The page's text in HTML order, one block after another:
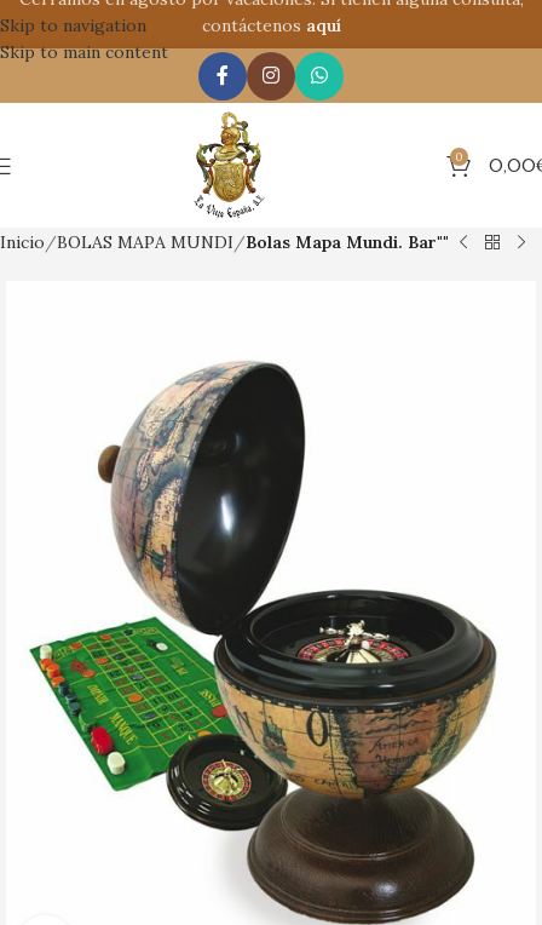
Skip to navigation
Skip to main content
0 0,00
Inicio BOLAS MAPA MUNDI Bolas Mapa Mundi. Bar""
contáctenos aquí